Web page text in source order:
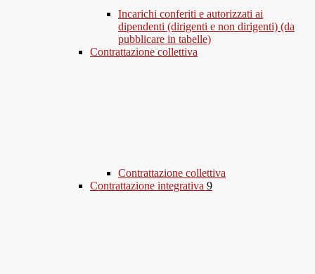
Incarichi conferiti e autorizzati ai
dipendenti (dirigenti e non dirigenti) (da
pubblicare in tabelle)
Contrattazione collettiva
Contrattazione collettiva
Contrattazione integrativa 9